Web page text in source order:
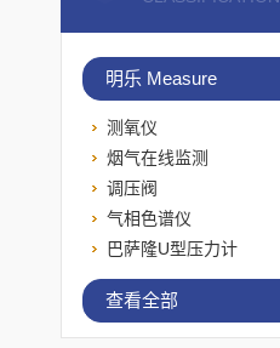
明乐 Measure
测氧仪
烟气在线监测
调压阀
气相色谱仪
巴萨隆U型压力计
查看全部